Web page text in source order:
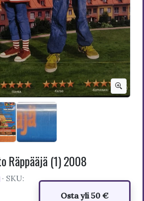
Räppääjä (1) 2008
· SKU:
Osta yli 50 €